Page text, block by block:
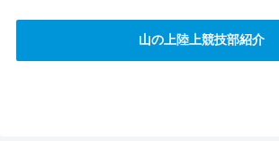
山の上陸上競技部紹介